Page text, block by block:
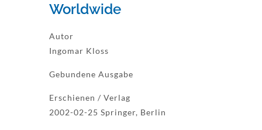
Worldwide
Autor
Ingomar Kloss
Gebundene Ausgabe
Erschienen / Verlag
2002-02-25 Springer, Berlin